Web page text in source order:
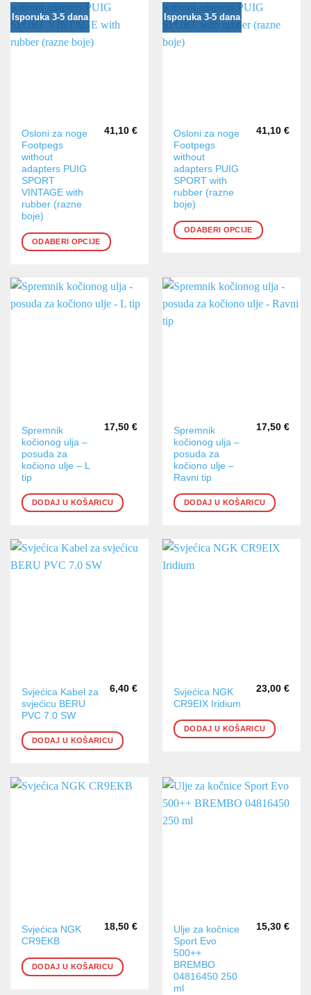
stranici
proizvoda
stranici
proizvoda
Isporuka 3-5 dana
Osloni za noge
Footpegs
without
adapters PUIG
SPORT
VINTAGE with
rubber (razne
boje)
41,10 €
ODABERI OPCIJE
Ovaj
proizvod
ima
više
varijanti.
Opcije
se
mogu
odabrati
proizvoda
Isporuka 3-5 dana
Osloni za noge
Footpegs
without
adapters PUIG
SPORT with
rubber (razne
boje)
41,10 €
ODABERI OPCIJE
Ovaj
proizvod
ima
više
varijanti.
Opcije
se
mogu
proizvoda
Spremnik
kočionog ulja –
posuda za
kočiono ulje – L
tip
17,50 €
DODAJ U KOŠARICU
Spremnik
kočionog ulja –
posuda za
kočiono ulje –
Ravni tip
17,50 €
DODAJ U KOŠARICU
Svjećica Kabel za
svjećicu BERU
PVC 7.0 SW
6,40 €
DODAJ U KOŠARICU
Svjećica NGK
CR9EIX Iridium
23,00 €
DODAJ U KOŠARICU
Svjećica NGK
CR9EKB
18,50 €
DODAJ U KOŠARICU
Ulje za kočnice
Sport Evo
500++
BREMBO
04816450 250
ml
15,30 €